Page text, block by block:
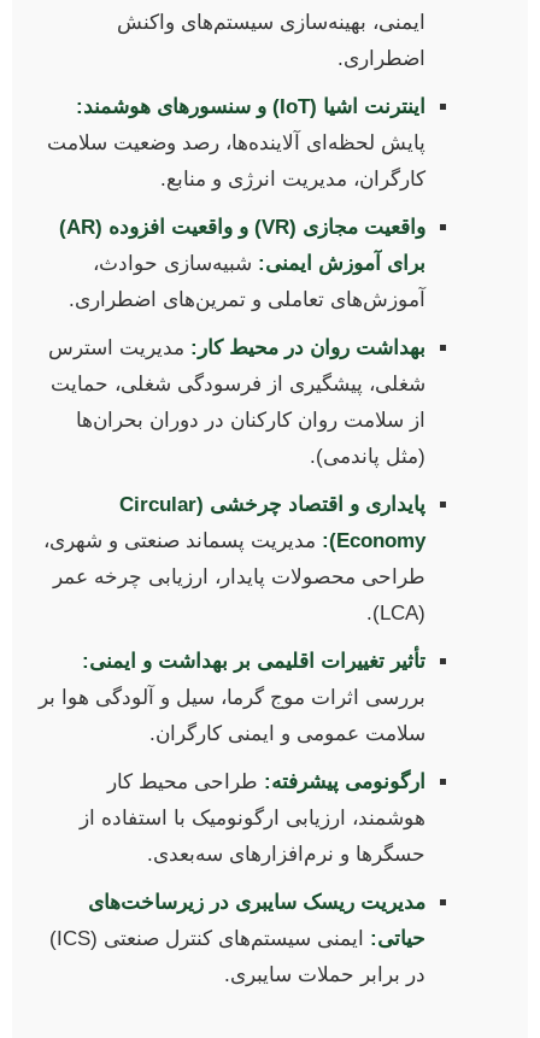
ایمنی، بهینه‌سازی سیستم‌های واکنش
اضطراری.
اینترنت اشیا (IoT) و سنسورهای هوشمند:
پایش لحظه‌ای آلاینده‌ها، رصد وضعیت سلامت
کارگران، مدیریت انرژی و منابع.
واقعیت مجازی (VR) و واقعیت افزوده (AR)
برای آموزش ایمنی: شبیه‌سازی حوادث،
آموزش‌های تعاملی و تمرین‌های اضطراری.
بهداشت روان در محیط کار: مدیریت استرس
شغلی، پیشگیری از فرسودگی شغلی، حمایت
از سلامت روان کارکنان در دوران بحران‌ها
(مثل پاندمی).
پایداری و اقتصاد چرخشی (Circular
Economy):
مدیریت پسماند صنعتی و شهری،
طراحی محصولات پایدار، ارزیابی چرخه عمر
(LCA).
تأثیر تغییرات اقلیمی بر بهداشت و ایمنی:
بررسی اثرات موج گرما، سیل و آلودگی هوا بر
سلامت عمومی و ایمنی کارگران.
ارگونومی پیشرفته: طراحی محیط کار
هوشمند، ارزیابی ارگونومیک با استفاده از
حسگرها و نرم‌افزارهای سه‌بعدی.
مدیریت ریسک سایبری در زیرساخت‌های
حیاتی:
ایمنی سیستم‌های کنترل صنعتی (ICS)
در برابر حملات سایبری.